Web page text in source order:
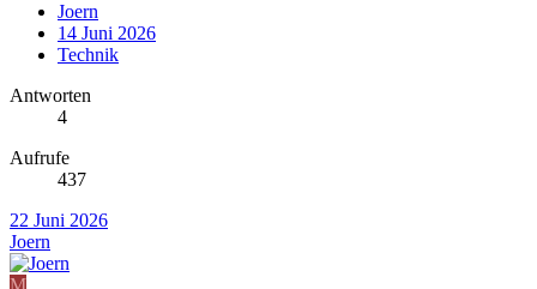
Joern
14 Juni 2026
Technik
Antworten
4
Aufrufe
437
22 Juni 2026
Joern